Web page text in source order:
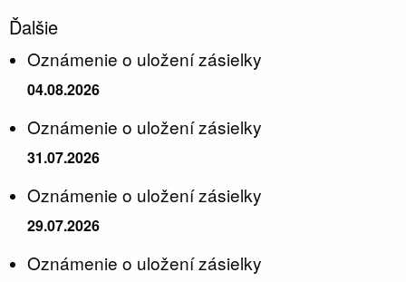
Ďalšie
Oznámenie o uložení zásielky
04.08.2026
Oznámenie o uložení zásielky
31.07.2026
Oznámenie o uložení zásielky
29.07.2026
Oznámenie o uložení zásielky